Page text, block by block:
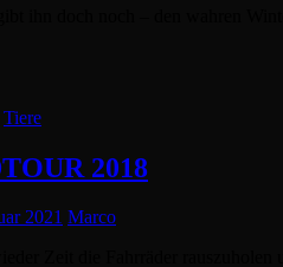
Tiere
2018
2021 Marco